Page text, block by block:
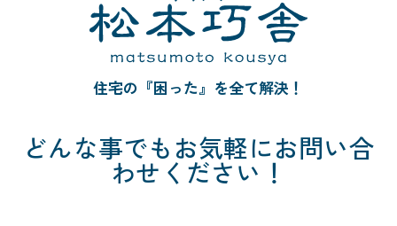
住宅の『困った』を全て解決！
どんな事でも お気軽にお問い合
わせください！